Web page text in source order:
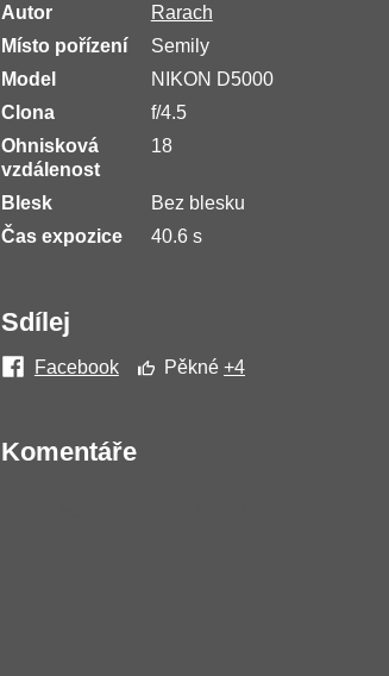
Autor
Rarach
Místo pořízení
Semily
Model
NIKON D5000
Clona
f/4.5
Ohnisková
vzdálenost
18
Blesk
Bez blesku
Čas expozice
40.6 s
Sdílej
Facebook Pěkné +4
Komentáře